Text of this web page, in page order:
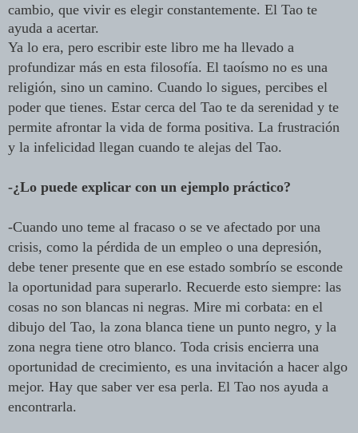
cambio, que vivir es elegir constantemente. El Tao te
ayuda a acertar.
Ya lo era, pero escribir este libro me ha llevado a
profundizar más en esta filosofía. El taoísmo no es una
religión, sino un camino. Cuando lo sigues, percibes el
poder que tienes. Estar cerca del Tao te da serenidad y te
permite afrontar la vida de forma positiva. La frustración
y la infelicidad llegan cuando te alejas del Tao.
-¿Lo puede explicar con un ejemplo práctico?
-Cuando uno teme al fracaso o se ve afectado por una
crisis, como la pérdida de un empleo o una depresión,
debe tener presente que en ese estado sombrío se esconde
la oportunidad para superarlo. Recuerde esto siempre: las
cosas no son blancas ni negras. Mire mi corbata: en el
dibujo del Tao, la zona blanca tiene un punto negro, y la
zona negra tiene otro blanco. Toda crisis encierra una
oportunidad de crecimiento, es una invitación a hacer algo
mejor. Hay que saber ver esa perla. El Tao nos ayuda a
encontrarla.